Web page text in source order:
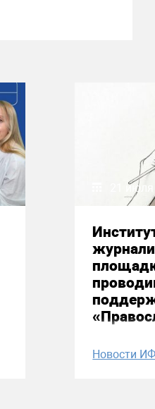
21
Новости